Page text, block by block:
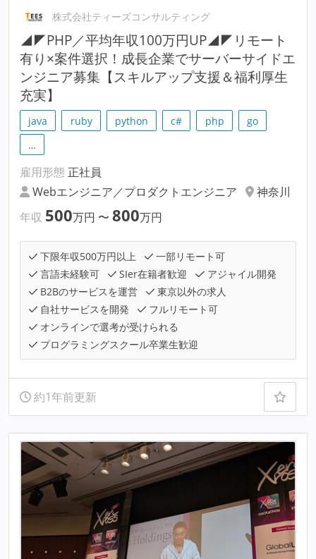
株式会社ティーズコンサルティング
◢◤PHP／平均年収100万円UP◢◤リモート
有り×案件選択！成長企業でサーバーサイドエ
ンジニア募集【スキルアップ支援＆福利厚生
充実】
java ruby python c# php
go
…
雇用形態 正社員
Webエンジニア／プロダクトエンジニア
神奈川
年収 500万円 〜 800万円
下限年収500万円以上
一部リモート可
言語未経験可
SIer在籍者歓迎
アジャイル開発
B2Bのサービスを運営
東京以外の求人
自社サービスを開発
フルリモート可
オンラインで選考が受けられる
プログラミングスクール卒業生歓迎
約1年前更新